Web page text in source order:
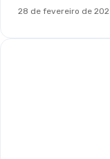
28 de fevereiro de